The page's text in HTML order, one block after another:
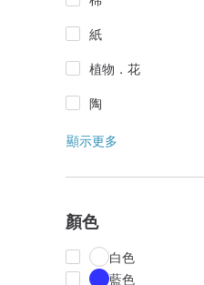
紙
植物．花
陶
顯示更多
顏色
白色
藍色